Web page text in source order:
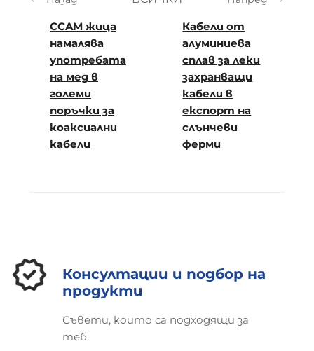
CCAМ жица
намалява
употребата
на мед в
големи
поръчки за
коаксиални
кабели
Кабели от
алуминиева
сплав за леки
захранващи
кабели в
експорт на
слънчеви
ферми
Консултации и подбор на
продукти
Съвети, които са подходящи за
теб.